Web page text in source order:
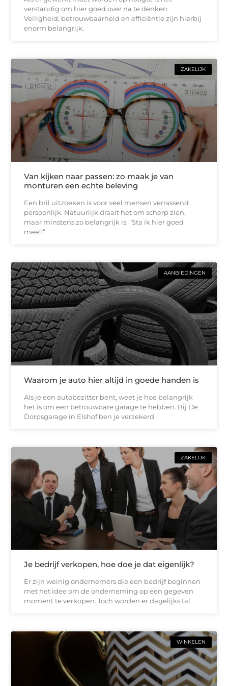
verstandig om hier goed over na te denken.
Veiligheid, betrouwbaarheid en efficiëntie zijn hierbij
enorm belangrijk.
ZAKELIJK
Van kijken naar passen: zo maak je van
monturen een echte beleving
Een bril uitzoeken is voor veel mensen verrassend
persoonlijk. Natuurlijk draait het om scherp zien,
maar minstens zo belangrijk is: “Sta ik hier goed
mee?”
AANBIEDINGEN
Waarom je auto hier altijd in goede handen is
Als je een autobezitter bent, weet je hoe belangrijk
het is om een betrouwbare garage te hebben. Bij De
Dorpsgarage in Elshof ben je verzekerd
ZAKELIJK
Je bedrijf verkopen, hoe doe je dat eigenlijk?
Er zijn weinig ondernemers die een bedrijf beginnen
met het idee om de onderneming op een gegeven
moment te verkopen. Toch worden er dagelijks tal
WINKELEN